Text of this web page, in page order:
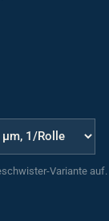
Variante auf.